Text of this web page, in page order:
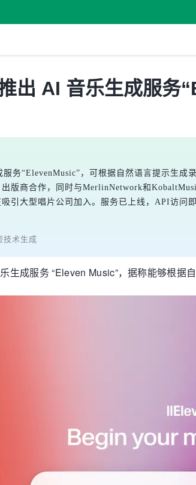
出 AI 音乐生成服务
务“ElevenMusic”，可根据自然语言提示生
版商合作，同时与MerlinNetwork和
引大型唱片公司加入。服务已上线，API访问即
技术生成
生成服务 “Eleven Music”，据称能够根据